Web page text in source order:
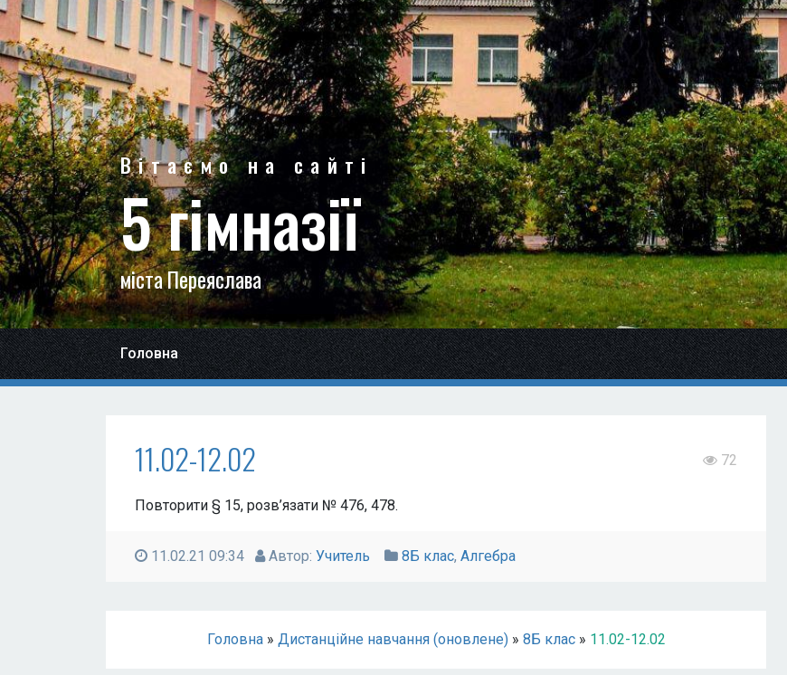
Вітаємо на сайті
5 гімназії
міста Переяслава
Головна
11.02-12.02 72
Повторити § 15, розв’язати № 476, 478.
11.02.21 09:34 Автор: Учитель 8Б клас, Алгебра
Головна» Дистанційне навчання (оновлене)» 8Б клас» 11.02-12.02